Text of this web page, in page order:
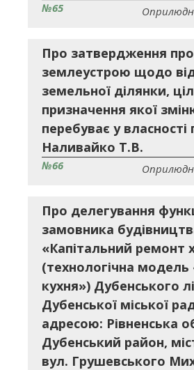
№65
Про затвердження
землеустрою щодо
земельної ділянки,
призначення якої
перебуває у власності
Наливайко Т.В.
№66
Про делегування
замовника
«Капітальний ремонт
(технологічна модель
кухня») Дубенського
Дубенської міської
адресою: Рівненська
Дубенський район,
вул. Грушевського